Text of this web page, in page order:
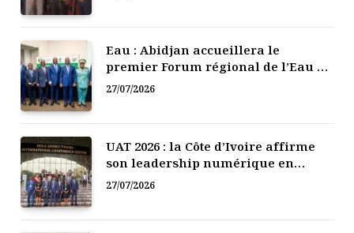
Eau : Abidjan accueillera le
premier Forum régional de l’Eau de
l’Afrique de l’Ouest
27/07/2026
UAT 2026 : la Côte d’Ivoire affirme
son leadership numérique en
Afrique
27/07/2026